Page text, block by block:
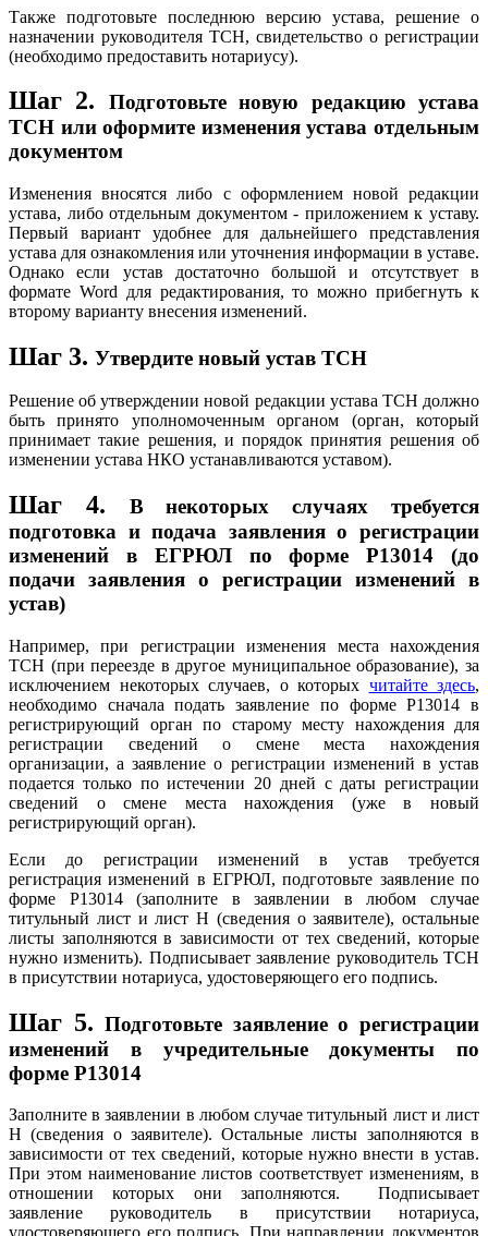
Также подготовьте последнюю версию устава, решение о
назначении руководителя ТСН, свидетельство о регистрации
(необходимо предоставить нотариусу).
Шаг 2.
Подготовьте новую редакцию устава
ТСН или оформите изменения устава отдельным
документом
Изменения вносятся либо с оформлением новой редакции
устава, либо отдельным документом - приложением к уставу.
Первый вариант удобнее для дальнейшего представления
устава для ознакомления или уточнения информации в уставе.
Однако если устав достаточно большой и отсутствует в
формате Word для редактирования, то можно прибегнуть к
второму варианту внесения изменений.
Шаг 3. Утвердите новый устав ТСН
Решение об утверждении новой редакции устава ТСН должно
быть принято уполномоченным органом (орган, который
принимает такие решения, и порядок принятия решения об
изменении устава НКО устанавливаются уставом).
Шаг 4.
В некоторых случаях требуется
подготовка и подача заявления о регистрации
изменений в ЕГРЮЛ по форме Р13014 (до
подачи заявления о регистрации изменений в
устав)
Например, при регистрации изменения места нахождения
ТСН (при переезде в другое муниципальное образование), за
исключением некоторых случаев, о которых читайте здесь,
необходимо сначала подать заявление по форме Р13014 в
регистрирующий орган по старому месту нахождения для
регистрации сведений о смене места нахождения
организации, а заявление о регистрации изменений в устав
подается только по истечении 20 дней с даты регистрации
сведений о смене места нахождения (уже в новый
регистрирующий орган).
Если до регистрации изменений в устав требуется
регистрация изменений в ЕГРЮЛ, подготовьте заявление по
форме Р13014 (заполните в заявлении в любом случае
титульный лист и лист Н (сведения о заявителе), остальные
листы заполняются в зависимости от тех сведений, которые
нужно изменить). Подписывает заявление руководитель ТСН
в присутствии нотариуса, удостоверяющего его подпись.
Шаг 5. Подготовьте заявление о регистрации
изменений в учредительные документы по
форме Р13014
Заполните в заявлении в любом случае титульный лист и лист
Н (сведения о заявителе). Остальные листы заполняются в
зависимости от тех сведений, которые нужно внести в устав.
При этом наименование листов соответствует изменениям, в
отношении которых они заполняются. Подписывает
заявление руководитель в присутствии нотариуса,